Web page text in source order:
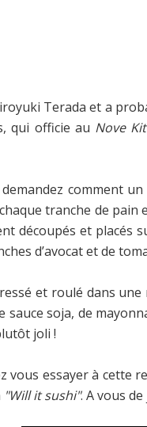
Terada et a
qui officie au Nove
comment
tranche de pain
découpés et placés
d’avocat et de
et roulé dans
sauce soja, de
joli !
vous essayer à cette
"Will it sushi". A vous